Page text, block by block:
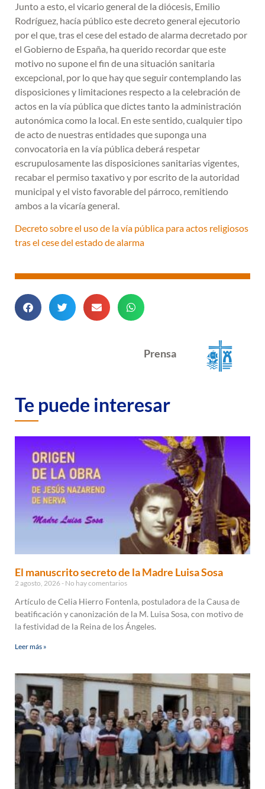
Junto a esto, el vicario general de la diócesis, Emilio
Rodríguez, hacía público este decreto general ejecutorio
por el que, tras el cese del estado de alarma decretado por
el Gobierno de España, ha querido recordar que este
motivo no supone el fin de una situación sanitaria
excepcional, por lo que hay que seguir contemplando las
disposiciones y limitaciones respecto a la celebración de
actos en la vía pública que dictes tanto la administración
autonómica como la local. En este sentido, cualquier tipo
de acto de nuestras entidades que suponga una
convocatoria en la vía pública deberá respetar
escrupulosamente las disposiciones sanitarias vigentes,
recabar el permiso taxativo y por escrito de la autoridad
municipal y el visto favorable del párroco, remitiendo
ambos a la vicaría general.
Decreto sobre el uso de la vía pública para actos religiosos
tras el cese del estado de alarma
Prensa
Te puede interesar
El manuscrito secreto de la Madre Luisa Sosa
2 agosto, 2026 No hay comentarios
Artículo de Celia Hierro Fontenla, postuladora de la Causa de
beatificación y canonización de la M. Luisa Sosa, con motivo de
la festividad de la Reina de los Ángeles.
Leer más »